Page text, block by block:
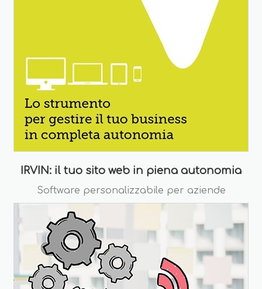
IRVIN: il tuo sito web in piena autonomia
Software personalizzabile per aziende